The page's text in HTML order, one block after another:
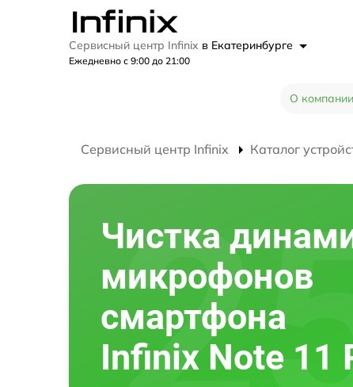
Сервисный центр Infinix в Екатеринбурге
Ежедневно с 9:00 до 21:00
О компании
Сервисный центр Infinix Каталог
Чистка
микрофонов
смартфона
Infinix Note 11